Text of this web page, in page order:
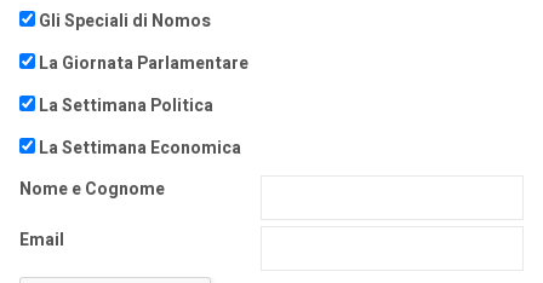
Gli Speciali di Nomos
La Giornata Parlamentare
La Settimana Politica
La Settimana Economica
Nome e Cognome
Email